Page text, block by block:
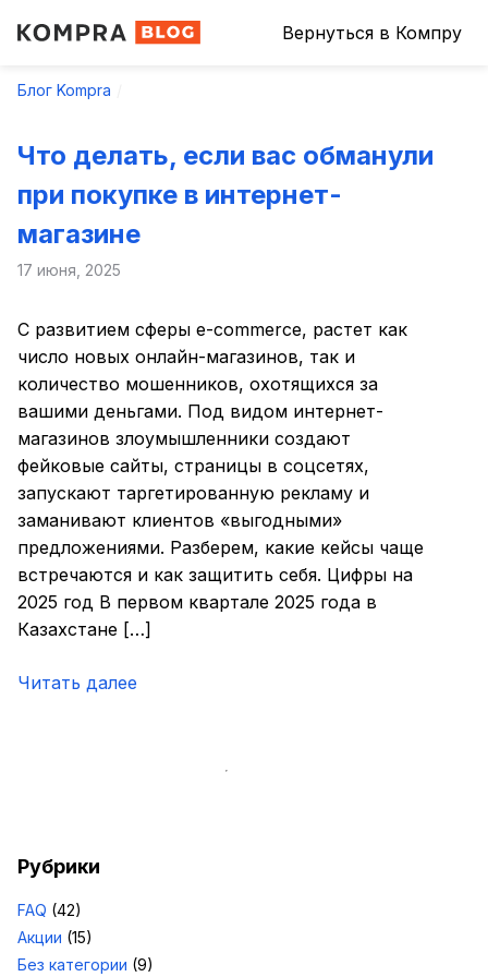
Вернуться в Компру
Блог Kompra
Что делать, если вас обманули
при покупке в интернет-
магазине
17 июня, 2025
С развитием сферы e-commerce, растет как
число новых онлайн-магазинов, так и
количество мошенников, охотящихся за
вашими деньгами. Под видом интернет-
магазинов злоумышленники создают
фейковые сайты, страницы в соцсетях,
запускают таргетированную рекламу и
заманивают клиентов «выгодными»
предложениями. Разберем, какие кейсы чаще
встречаются и как защитить себя. Цифры на
2025 год В первом квартале 2025 года в
Казахстане […]
Читать далее
Рубрики
FAQ (42)
Акции (15)
Без категории (9)